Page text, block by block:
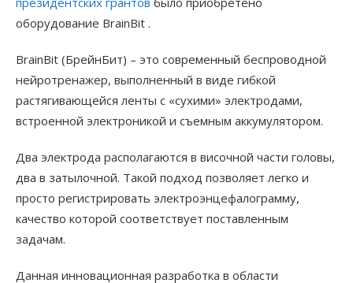
оборудование BrainBit .
BrainBit (БрейнБит) – это современный беспроводной
нейротренажер, выполненный в виде гибкой
растягивающейся ленты с «сухими» электродами,
встроенной электроникой и съемным аккумулятором.
Два электрода располагаются в височной части головы,
два в затылочной. Такой подход позволяет легко и
просто регистрировать электроэнцефалограмму,
качество которой соответствует поставленным
задачам.
Данная инновационная разработка в области